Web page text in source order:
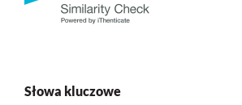
Słowa kluczowe